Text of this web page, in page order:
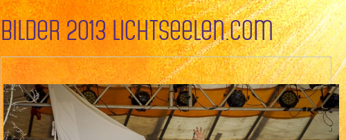
Bilder 2013 Lichtseelen.com